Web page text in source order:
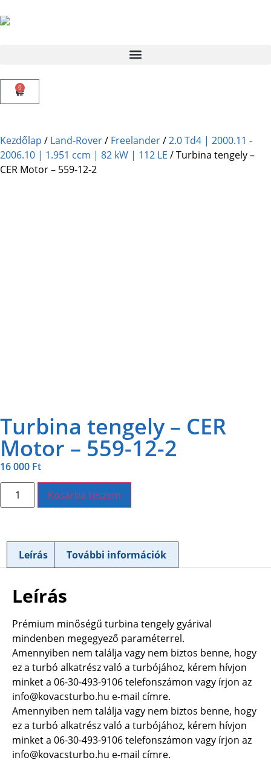
0
Kezdőlap / Land-Rover/ Freelander/2.0 Td4 | 2000.11 -
2006.10 | 1.951 ccm | 82 kW | 112 LE / Turbina tengely –
CER Motor – 559-12-2
Turbina tengely – CER
Motor – 559-12-2
16 000 Ft
Kosárba teszem
Leírás További információk
Leírás
Prémium minőségű turbina tengely gyárival
mindenben megegyező paraméterrel.
Amennyiben nem találja vagy nem biztos benne, hogy
ez a turbó alkatrész való a turbójához, kérem hívjon
minket a 06-30-493-9106 telefonszámon vagy írjon az
info@kovacsturbo.hu e-mail címre.
Amennyiben nem találja vagy nem biztos benne, hogy
ez a turbó alkatrész való a turbójához, kérem hívjon
minket a 06-30-493-9106 telefonszámon vagy írjon az
info@kovacsturbo.hu e-mail címre.